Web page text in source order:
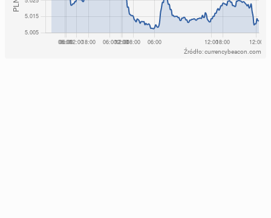
Źródło: currencybeacon.com